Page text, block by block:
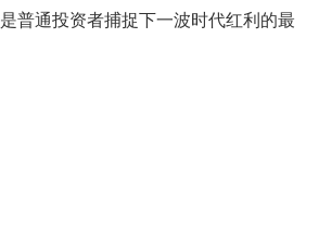
普通投资者捕捉下一波时代红利的最